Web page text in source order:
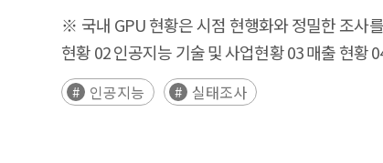
environments where anyone can access AI
virtual convergence can function as both a
including the establishment of AI public
care and healthcare services, enhancement
based self-regulation, and legislation under
strategies.
채널과 해외 디지털 인 력이 구직을 위해 사용
유치하고 안정적인 정착을 지원하기 위해서는
당면하는 애로사항 해결을 위한 맞춤형 정책과
체류자격 전환의 유연 성 확대 등 비자 제도 개선
※ 국내 GPU 현황은 시점 현행화와 정밀한 조사
현황 02 인공지능 기술 및 사업현황 03 매출 현황
조사표
인공지능 실태조사